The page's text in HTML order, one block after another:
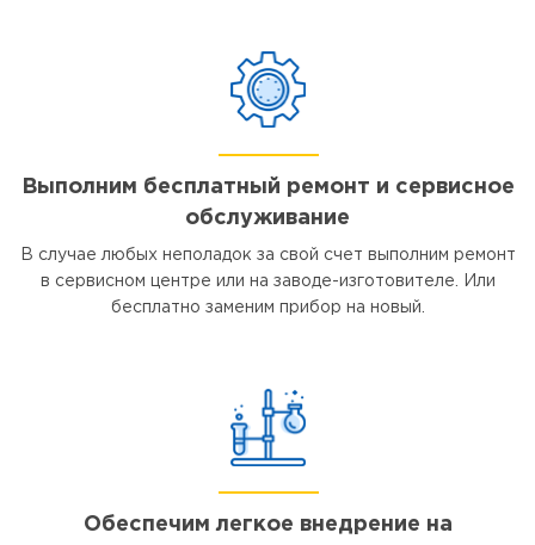
Выполним бесплатный ремонт и сервисное
обслуживание
В случае любых неполадок за свой счет выполним ремонт
в сервисном центре или на заводе-изготовителе. Или
бесплатно заменим прибор на новый.
Обеспечим легкое внедрение на